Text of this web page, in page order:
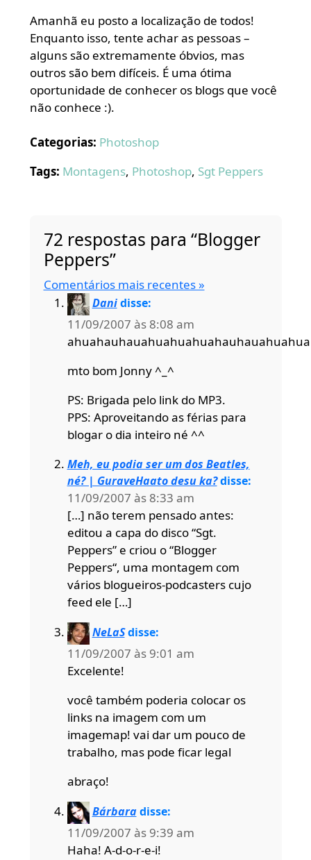
Amanhã eu posto a localização de todos!
Enquanto isso, tente achar as pessoas –
alguns são extremamente óbvios, mas
outros são bem difíceis. É uma ótima
oportunidade de conhecer os blogs que você
não conhece :).
Categorias: Photoshop
Tags: Montagens, Photoshop, Sgt Peppers
72 respostas para “Blogger
Peppers”
Comentários mais recentes »
Dani disse:
11/09/2007 às 8:08 am
ahuahauhauahuahuahuahauhauahuahua
mto bom Jonny ^_^
PS: Brigada pelo link do MP3.
PPS: Aproveitando as férias para
blogar o dia inteiro né ^^
Meh, eu podia ser um dos Beatles,
né? | GuraveHaato desu ka? disse:
11/09/2007 às 8:33 am
[…] não terem pensado antes:
editou a capa do disco “Sgt.
Peppers” e criou o “Blogger
Peppers“, uma montagem com
vários blogueiros-podcasters cujo
feed ele […]
NeLaS disse:
11/09/2007 às 9:01 am
Excelente!
você também poderia colocar os
links na imagem com um
imagemap! vai dar um pouco de
trabalho, mas pode ficar legal
abraço!
Bárbara disse:
11/09/2007 às 9:39 am
Haha! A-d-o-r-e-i!